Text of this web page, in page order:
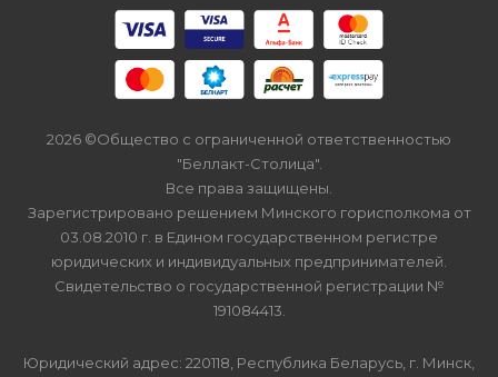
2026 ©Общество с ограниченной ответственностью
"Беллакт-Столица".
Все права защищены.
Зарегистрировано решением Минского горисполкома от
03.08.2010 г. в Едином государственном регистре
юридических и индивидуальных предпринимателей.
Свидетельство о государственной регистрации №
191084413.
Юридический адрес: 220118, Республика Беларусь, г. Минск,